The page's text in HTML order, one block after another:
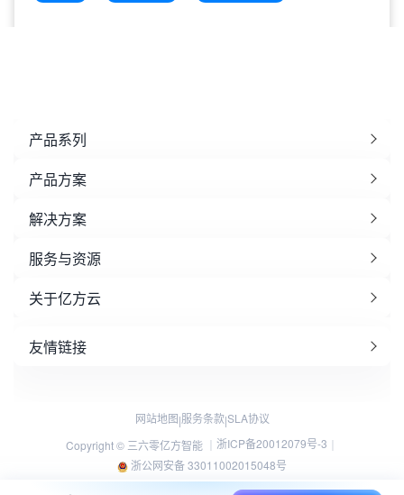
产品系列
产品方案
解决方案
服务与资源
关于亿方云
友情链接
网站地图|服务条款|SLA协议
Copyright © 三六零亿方智能 ｜ 浙ICP备20012079号-3 ｜
浙公网安备 33011002015048号